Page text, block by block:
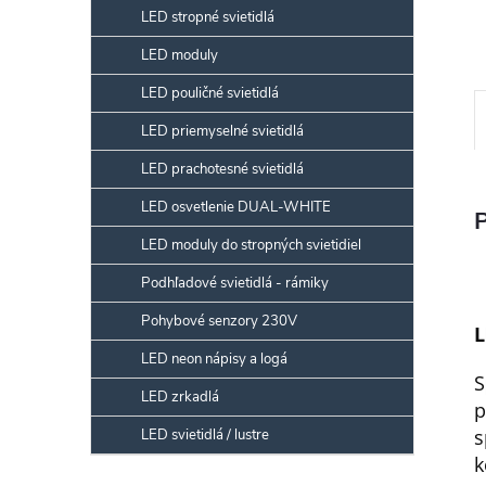
LED stropné svietidlá
LED moduly
LED pouličné svietidlá
LED priemyselné svietidlá
LED prachotesné svietidlá
LED osvetlenie DUAL-WHITE
LED moduly do stropných svietidiel
Podhľadové svietidlá - rámiky
Pohybové senzory 230V
LED neon nápisy a logá
LED zrkadlá
LED svietidlá / lustre